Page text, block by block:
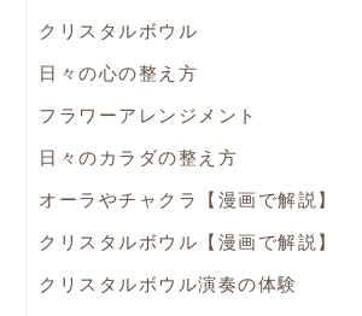
クリスタルボウル
日々の心の整え方
フラワーアレンジメント
日々のカラダの整え方
オーラやチャクラ【漫画で解説】
クリスタルボウル【漫画で解説】
クリスタルボウル演奏の体験